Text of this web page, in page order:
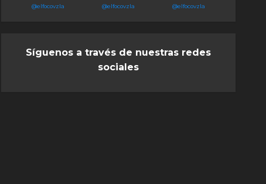
@elfocovzla @elfocovzla @elfocovzla
Síguenos a través de nuestras redes
sociales